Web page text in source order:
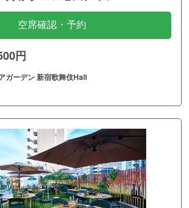
空席確認・予約
円
ガーデン 新宿歌舞伎Hall